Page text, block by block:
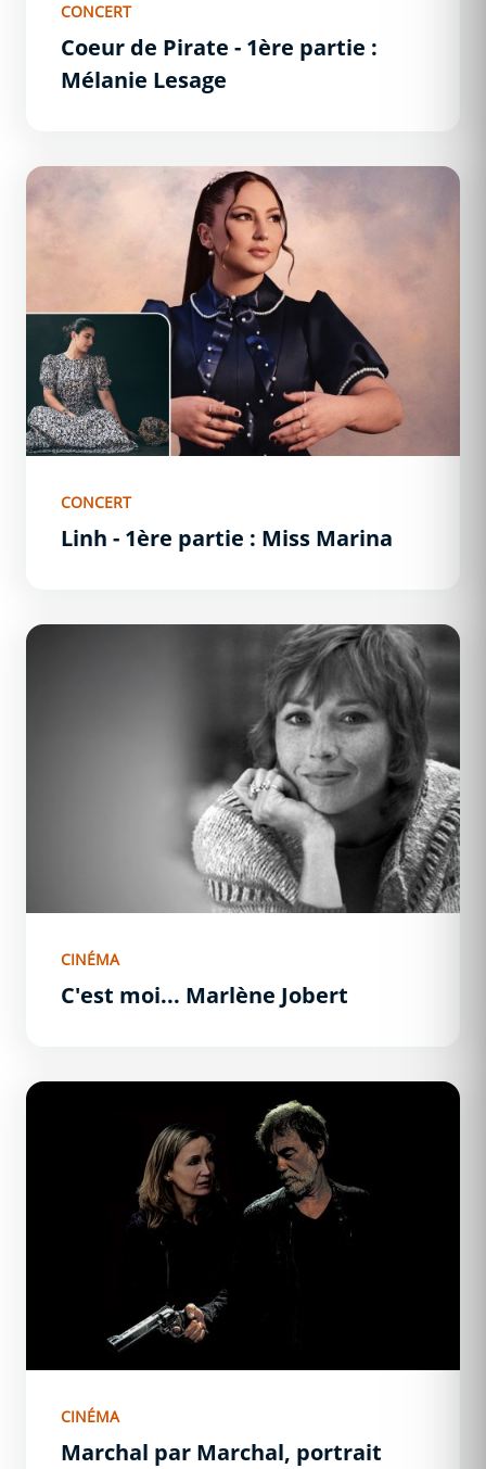
CONCERT
Coeur de Pirate - 1ère partie :
Mélanie Lesage
Linh - 1ère partie : Miss Marina
CONCERT
Linh - 1ère partie : Miss Marina
C&#039;est moi... Marlène Jobert
CINÉMA
C'est moi... Marlène Jobert
Marchal par Marchal, portrait intime
CINÉMA
Marchal par Marchal, portrait